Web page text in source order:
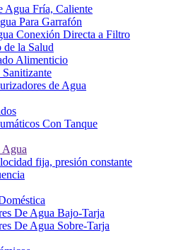
Agua Fría, Caliente
Para Garrafón
Conexión Directa a Filtro
la Salud
Alimenticio
Sanitizante
de Agua
Con Tanque
Agua
fija, presión constante
De Agua Bajo-Tarja
De Agua Sobre-Tarja